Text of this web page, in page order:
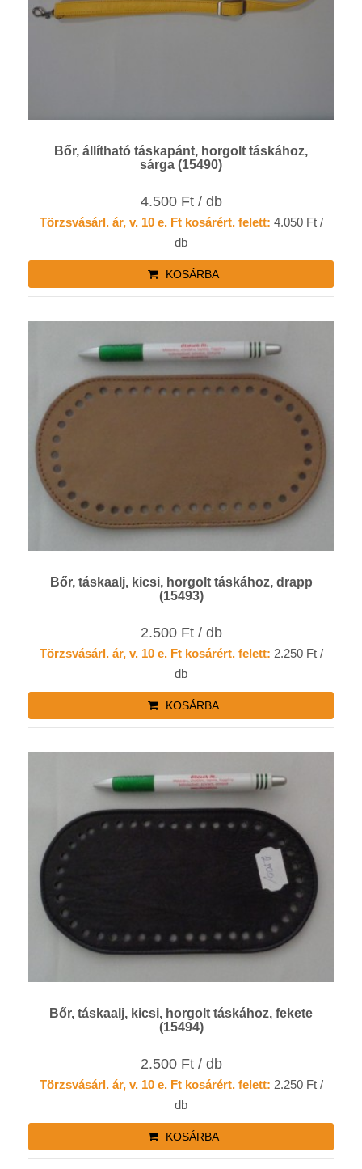
Bőr, állítható táskapánt, horgolt táskához,
sárga (15490)
4.500 Ft / db
Törzsvásárl. ár, v. 10 e. Ft kosárért. felett: 4.050 Ft /
db
KOSÁRBA
Bőr, táskaalj, kicsi, horgolt táskához, drapp
(15493)
2.500 Ft / db
Törzsvásárl. ár, v. 10 e. Ft kosárért. felett: 2.250 Ft /
db
KOSÁRBA
Bőr, táskaalj, kicsi, horgolt táskához, fekete
(15494)
2.500 Ft / db
Törzsvásárl. ár, v. 10 e. Ft kosárért. felett: 2.250 Ft /
db
KOSÁRBA